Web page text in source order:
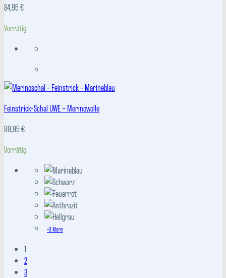
84,95€
Vorrätig
Feinstrick-Schal UWE – Merinowolle
99,95€
Vorrätig
+3 More
1
2
3